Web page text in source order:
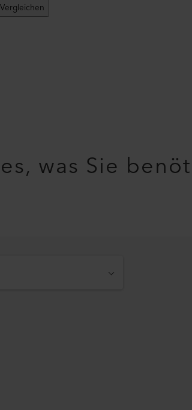
Vergleichen
was Sie